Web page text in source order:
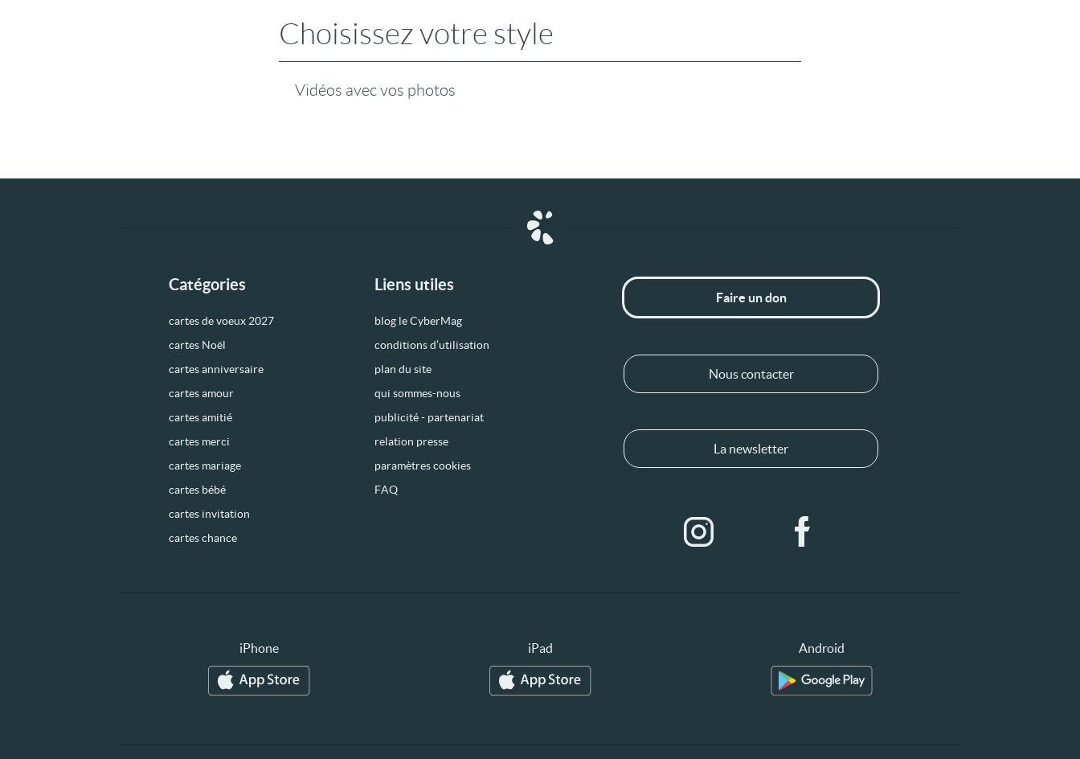
Choisissez votre style
Vidéos avec vos photos
Catégories
cartes de voeux 2027
cartes Noël
cartes anniversaire
cartes amour
cartes amitié
cartes merci
cartes mariage
cartes bébé
cartes invitation
cartes chance
Liens utiles
blog le CyberMag
conditions d’utilisation
plan du site
qui sommes-nous
publicité - partenariat
relation presse
paramètres cookies
FAQ
Faire un don
Nous contacter
La newsletter
iPhone iPad Android